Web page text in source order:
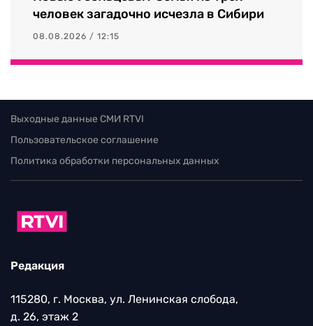
человек загадочно исчезла в Сибири
08.08.2026 / 12:15
Выходные данные СМИ RTVI
Пользовательское соглашение
Политика обработки персональных данных
Редакция
115280, г. Москва, ул. Ленинская слобода,
д. 26, этаж 2